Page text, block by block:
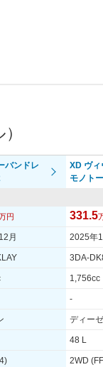
を抑制する機
制御して衝突
・ブレーキ・サ
全車に標準装
をはじめ9つの
ェンジを行
だけでなく、名
リンエンジンに
上を図った。
ィーゼルター
性能を両立し
生する1.5L直
されるミッシ
バンドレ
XD ヴィ
モノト
円 331.5
月 2025年
3DA-
1,756cc
-
ディー
48 L
2WD